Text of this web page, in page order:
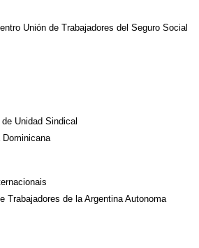
Unión de Trabajadores del Seguro Social
Unidad Sindical
Dominicana
Trabajadores de la Argentina Autonoma